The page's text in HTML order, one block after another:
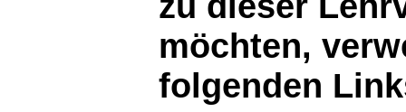
möchten,
folgenden